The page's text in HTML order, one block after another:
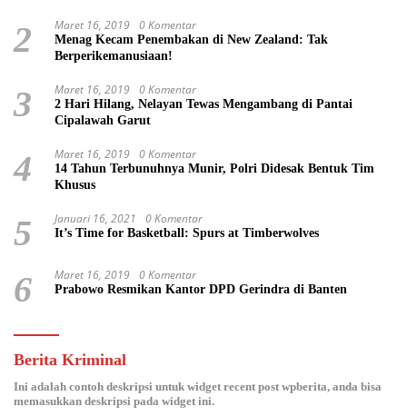
2 Maret 16, 2019 0 Komentar
Menag Kecam Penembakan di New Zealand: Tak
Berperikemanusiaan!
3 Maret 16, 2019 0 Komentar
2 Hari Hilang, Nelayan Tewas Mengambang di Pantai
Cipalawah Garut
4 Maret 16, 2019 0 Komentar
14 Tahun Terbunuhnya Munir, Polri Didesak Bentuk Tim
Khusus
5 Januari 16, 2021 0 Komentar
It’s Time for Basketball: Spurs at Timberwolves
6 Maret 16, 2019 0 Komentar
Prabowo Resmikan Kantor DPD Gerindra di Banten
Berita Kriminal
Ini adalah contoh deskripsi untuk widget recent post wpberita, anda bisa
memasukkan deskripsi pada widget ini.